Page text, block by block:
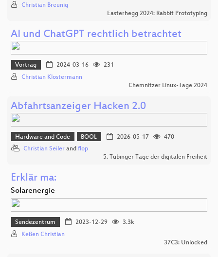
Christian Breunig
Easterhegg 2024: Rabbit Prototyping
AI und ChatGPT rechtlich betrachtet
Vortrag 2024-03-16
231
Christian Klostermann
Chemnitzer Linux-Tage 2024
Abfahrtsanzeiger Hacken 2.0
Hardware and Code BOOL 2026-05-17
470
Christian Seiler and flop
5. Tübinger Tage der digitalen Freiheit
Erklär ma:
Solarenergie
Sendezentrum 2023-12-29
3.3k
Keßen Christian
37C3: Unlocked